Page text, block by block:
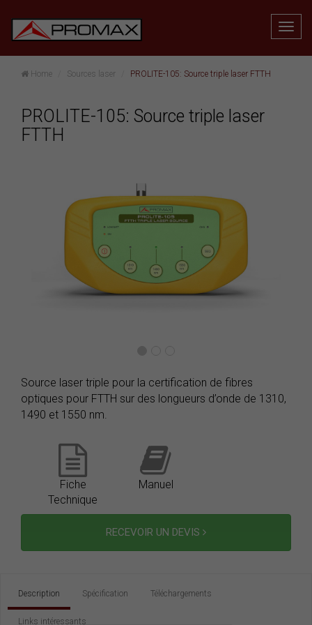
Home Sources laser PROLITE-105: Source triple laser FTTH
PROLITE-105: Source triple laser
FTTH
Source laser triple pour la certification de fibres
optiques pour FTTH sur des longueurs d’onde de 1310,
1490 et 1550 nm.
Fiche
Technique
Manuel
RECEVOIR UN DEVIS
Description Spécification Téléchargements
Links intéressants